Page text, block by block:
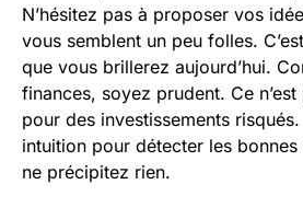
N’hésitez pas à proposer vos
vous semblent un peu folles.
que vous brillerez aujourd’hui.
finances, soyez prudent. Ce
pour des investissements
intuition pour détecter les
ne précipitez rien.